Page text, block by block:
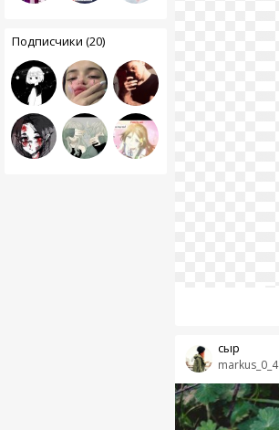
Подписчики (20)
markus_0_4
сыр